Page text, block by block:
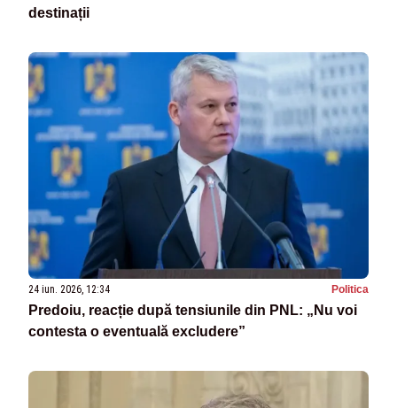
destinații
24 iun. 2026, 12:34 Politica
Predoiu, reacție după tensiunile din PNL: „Nu voi
contesta o eventuală excludere”